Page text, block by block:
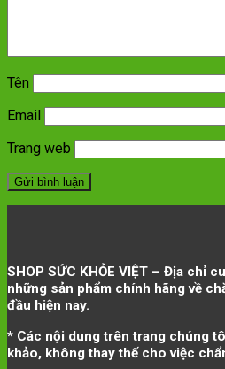
Tên
Email
Trang web
SHOP SỨC KHỎE VIỆT – Địa chỉ
những sản phẩm chính hãng về
đầu hiện nay.
* Các nội dung trên trang chúng
khảo, không thay thế cho việc